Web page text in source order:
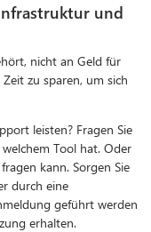
und
nicht an Geld für
zu sparen, um sich
leisten? Fragen Sie
Tool hat. Oder
kann. Sorgen Sie
durch eine
geführt werden
erhalten.